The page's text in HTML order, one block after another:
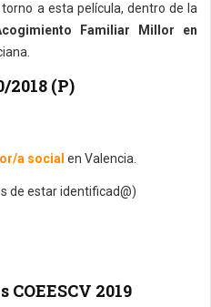
a esta película, dentro de la
Familiar Millor en
2018 (P)
a social en Valencia.
de estar identificad@)
2019